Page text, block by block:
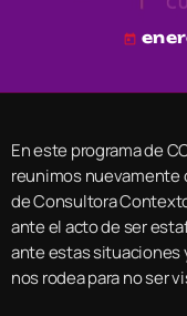
today
En este programa de
reunimos nuevamente
de Consultora
ante el acto de ser
ante estas situaciones
nos rodea para no ser